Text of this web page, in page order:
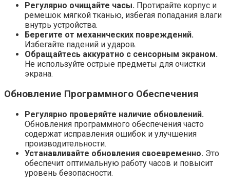
Регулярно очищайте часы. Протирайте корпус и
ремешок мягкой тканью, избегая попадания влаги
внутрь устройства.
Берегите от механических повреждений.
Избегайте падений и ударов.
Обращайтесь аккуратно с сенсорным экраном.
Не используйте острые предметы для очистки
экрана.
Обновление Программного Обеспечения
Регулярно проверяйте наличие обновлений.
Обновления программного обеспечения часто
содержат исправления ошибок и улучшения
производительности.
Устанавливайте обновления своевременно. Это
обеспечит оптимальную работу часов и повысит
уровень безопасности.